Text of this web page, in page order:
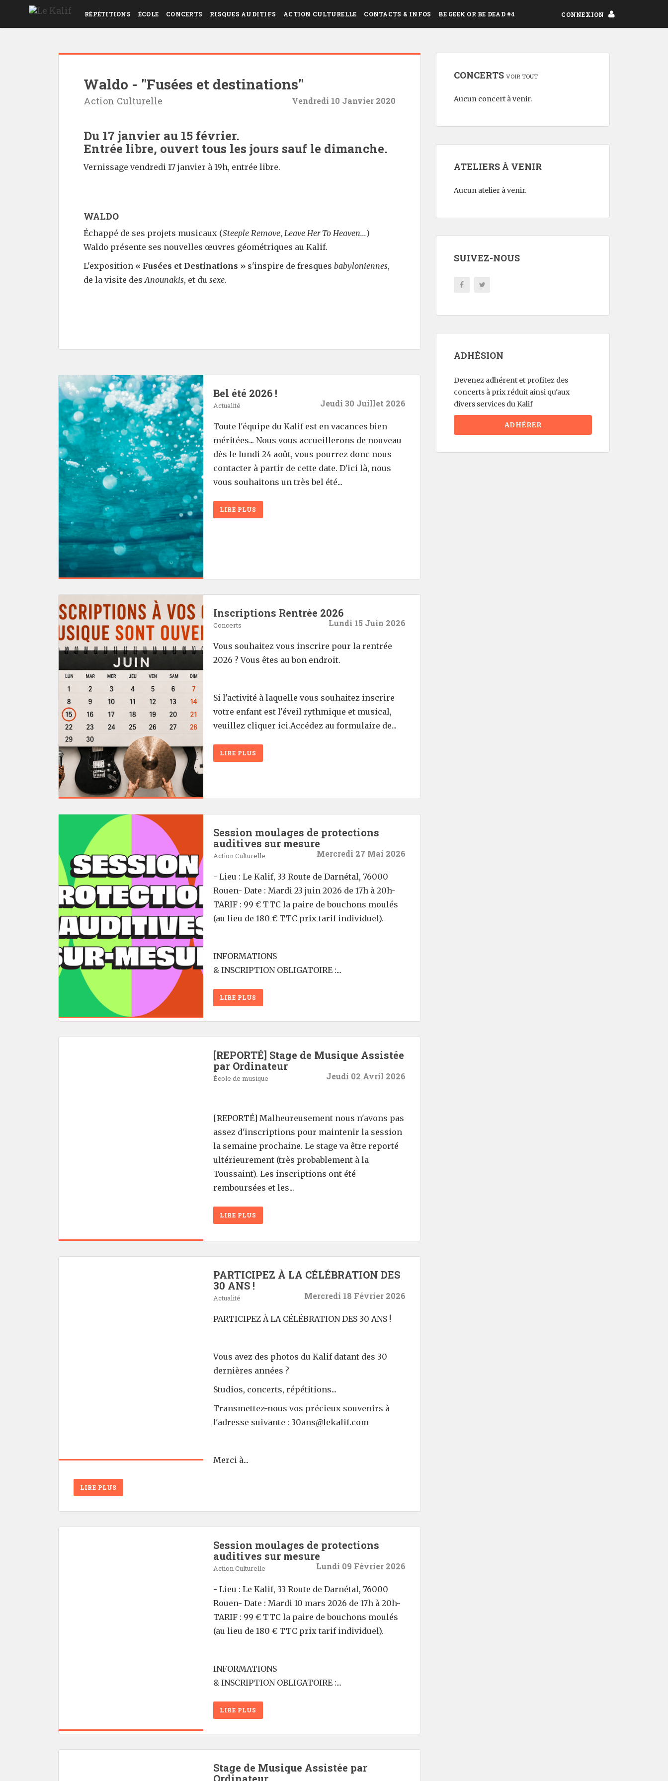
RÉPÉTITIONS ÉCOLE CONCERTS RISQUES AUDITIFS ACTION CULTURELLE CONTACTS & INFOS BE GEEK OR BE DEAD #4 CONNEXION
Waldo - "Fusées et destinations"
Action Culturelle Vendredi 10 Janvier 2020
Du 17 janvier au 15 février.
Entrée libre, ouvert tous les jours sauf le dimanche.
Vernissage vendredi 17 janvier à 19h, entrée libre.
WALDO
Échappé de ses projets musicaux (Steeple Remove, Leave Her To Heaven...)
Waldo présente ses nouvelles œuvres géométriques au Kalif.
L'exposition « Fusées et Destinations » s'inspire de fresques babyloniennes,
de la visite desAnounakis, et du sexe.
Bel été 2026 !
Actualité Jeudi 30 Juillet 2026
Toute l'équipe du Kalif est en vacances bien
méritées... Nous vous accueillerons de nouveau
dès le lundi 24 août, vous pourrez donc nous
contacter à partir de cette date. D'ici là, nous
vous souhaitons un très bel été...
LIRE PLUS
Inscriptions Rentrée 2026
Concerts Lundi 15 Juin 2026
Vous souhaitez vous inscrire pour la rentrée
2026 ? Vous êtes au bon endroit.
Si l'activité à laquelle vous souhaitez inscrire
votre enfant est l'éveil rythmique et musical,
veuillez cliquer ici.Accédez au formulaire de...
LIRE PLUS
Session moulages de protections
auditives sur mesure
Action Culturelle Mercredi 27 Mai 2026
- Lieu : Le Kalif, 33 Route de Darnétal, 76000
Rouen- Date : Mardi 23 juin 2026 de 17h à 20h-
TARIF : 99 € TTC la paire de bouchons moulés
(au lieu de 180 € TTC prix tarif individuel).
INFORMATIONS
& INSCRIPTION OBLIGATOIRE :...
LIRE PLUS
[REPORTÉ] Stage de Musique Assistée
par Ordinateur
École de musique Jeudi 02 Avril 2026
[REPORTÉ] Malheureusement nous n'avons pas
assez d'inscriptions pour maintenir la session
la semaine prochaine. Le stage va être reporté
ultérieurement (très probablement à la
Toussaint). Les inscriptions ont été
remboursées et les...
LIRE PLUS
PARTICIPEZ À LA CÉLÉBRATION DES
30 ANS !
Actualité Mercredi 18 Février 2026
PARTICIPEZ À LA CÉLÉBRATION DES 30 ANS !
Vous avez des photos du Kalif datant des 30
dernières années ?
Studios, concerts, répétitions...
Transmettez-nous vos précieux souvenirs à
l'adresse suivante : 30ans@lekalif.com
Merci à...
LIRE PLUS
Session moulages de protections
auditives sur mesure
Action Culturelle Lundi 09 Février 2026
- Lieu : Le Kalif, 33 Route de Darnétal, 76000
Rouen- Date : Mardi 10 mars 2026 de 17h à 20h-
TARIF : 99 € TTC la paire de bouchons moulés
(au lieu de 180 € TTC prix tarif individuel).
INFORMATIONS
& INSCRIPTION OBLIGATOIRE :...
LIRE PLUS
Stage de Musique Assistée par
CONCERTS VOIR TOUT
Aucun concert à venir.
ATELIERS À VENIR
Aucun atelier à venir.
SUIVEZ-NOUS
ADHÉSION
Devenez adhérent et profitez des
concerts à prix réduit ainsi qu'aux
divers services du Kalif